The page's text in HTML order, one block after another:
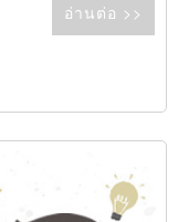
อ่านต่อ >>